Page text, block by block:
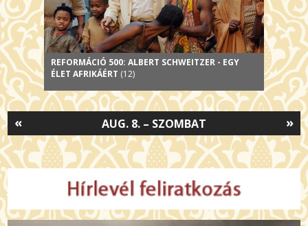
REFORMÁCIÓ 500: ALBERT SCHWEITZER - EGY
ÉLET AFRIKÁÉRT (12)
»
AUG. 8. – SZOMBAT
«